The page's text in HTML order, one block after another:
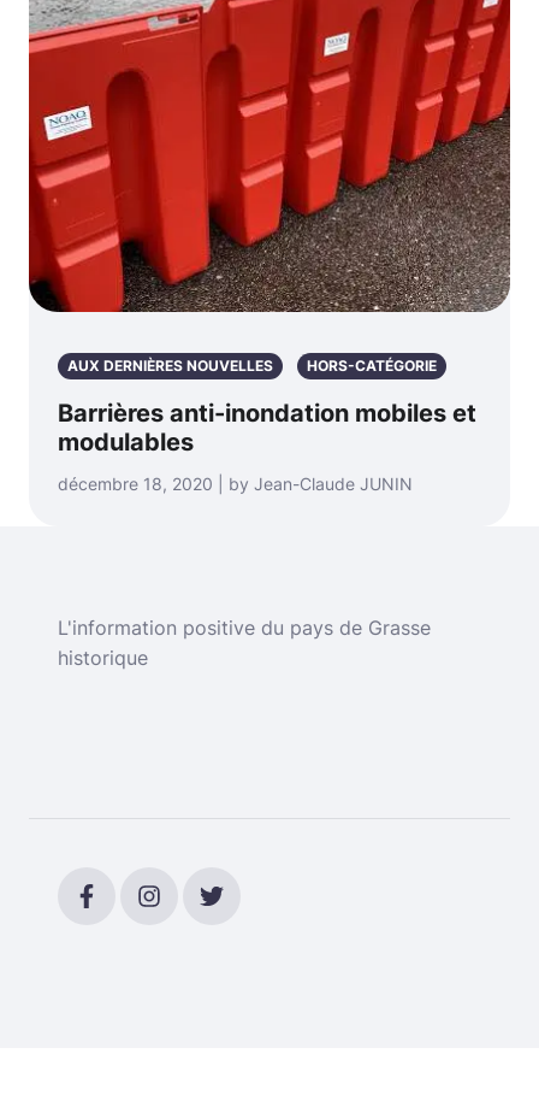
AUX DERNIÈRES NOUVELLES HORS-CATÉGORIE
Barrières anti-inondation mobiles et
modulables
décembre 18, 2020 | by Jean-Claude JUNIN
L'information positive du pays de Grasse
historique